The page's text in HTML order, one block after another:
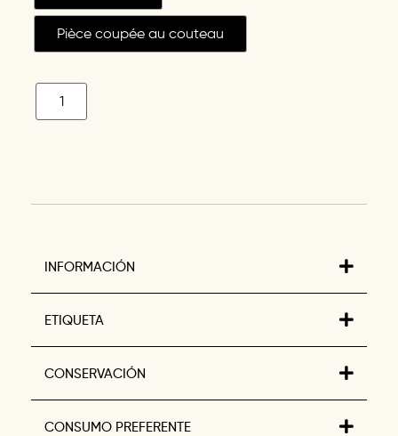
Pièce coupée au couteau
INFORMACIÓN
ETIQUETA
CONSERVACIÓN
CONSUMO PREFERENTE